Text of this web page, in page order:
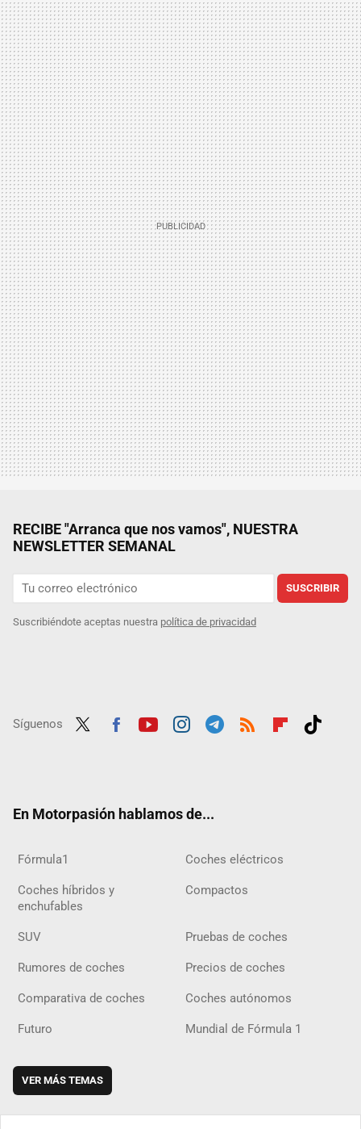
RECIBE "Arranca que nos vamos", NUESTRA
NEWSLETTER SEMANAL
SUSCRIBIR
Suscribiéndote aceptas nuestra política de privacidad
Síguenos
En Motorpasión hablamos de...
Fórmula1 Coches eléctricos
Coches híbridos y
enchufables
Compactos
SUV Pruebas de coches
Rumores de coches Precios de coches
Comparativa de coches Coches autónomos
Futuro Mundial de Fórmula 1
VER MÁS TEMAS